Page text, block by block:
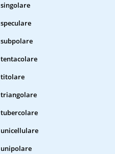
singolare
speculare
subpolare
tentacolare
titolare
triangolare
tubercolare
unicellulare
unipolare